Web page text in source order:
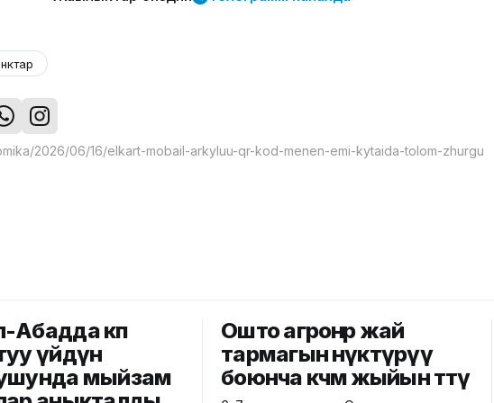
көп
үйдүн
мыйзам
Ошто агроөнөр жай
тармагын өнүктүрүү
боюнча көчмө жыйын өттү